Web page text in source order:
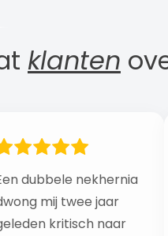
klanten
dubbele nekhernia
mij twee jaar
kritisch naar